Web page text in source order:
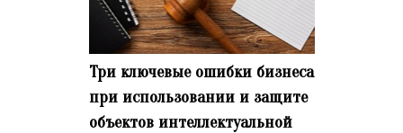
Три ключевые ошибки бизнеса
при использовании и защите
объектов интеллектуальной